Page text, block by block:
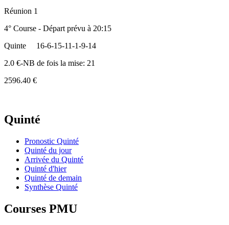
Réunion 1
4° Course - Départ prévu à 20:15
Quinte
16-6-15-11-1-9-14
2.0 €-NB de fois la mise: 21
2596.40 €
Quinté
Pronostic Quinté
Quinté du jour
Arrivée du Quinté
Quinté d'hier
Quinté de demain
Synthèse Quinté
Courses PMU